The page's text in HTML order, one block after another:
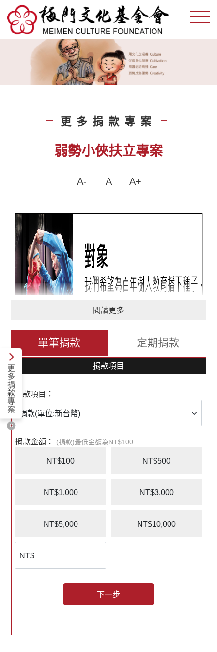
| 更多捐款專案 |
弱勢小俠扶立專案
A- A A+
閱讀更多
單筆捐款 定期捐款
捐款項目
捐款項目：
捐款金額： (捐款)最低金額為NT$100
NT$100 NT$500
NT$1,000 NT$3,000
NT$5,000 NT$10,000
下一步
更
多
捐
款
專
案